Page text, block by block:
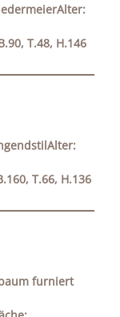
T.48, H.146
T.66, H.136
furniert